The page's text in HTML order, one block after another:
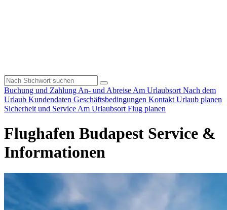
Buchung und Zahlung An- und Abreise Am Urlaubsort Nach dem
Urlaub Kundendaten Geschäftsbedingungen Kontakt Urlaub planen
Sicherheit und Service Am Urlaubsort Flug planen
Flughafen Budapest Service &
Informationen